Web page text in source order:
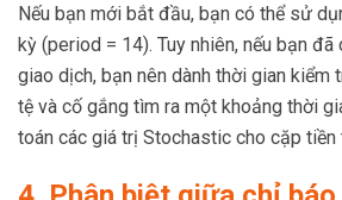
Nếu bạn mới bắt đầu, bạn có thể sử
kỳ (period = 14). Tuy nhiên, nếu bạn đã
giao dịch, bạn nên dành thời gian kiểm
tệ và cố gắng tìm ra một khoảng thời
toán các giá trị Stochastic cho cặp tiền